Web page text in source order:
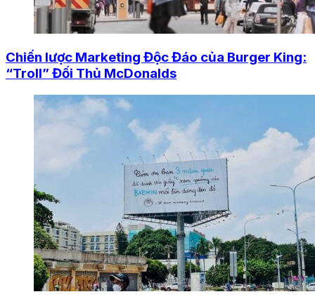
Chiến lược Marketing Độc Đáo của Burger King:
“Troll” Đối Thủ McDonalds